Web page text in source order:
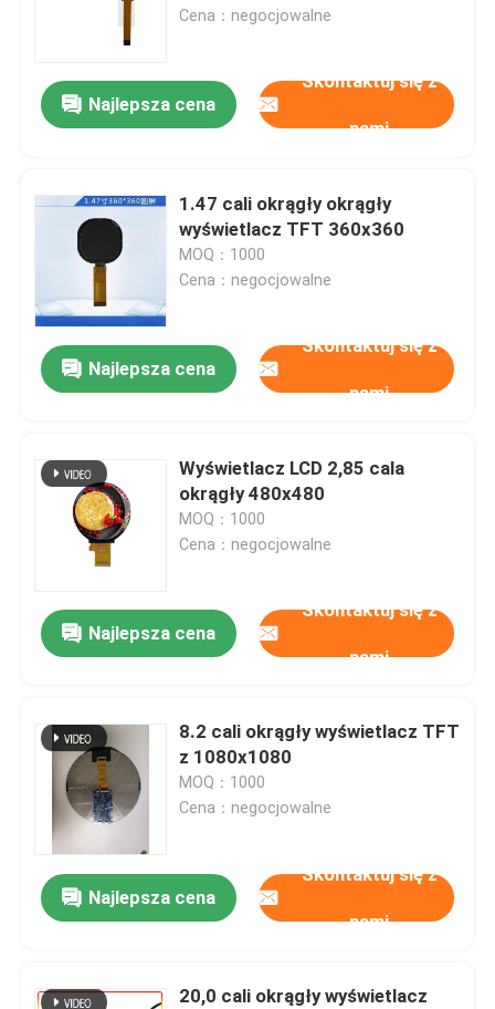
Cena：negocjowalne
Najlepsza cena
Skontaktuj się z
nami
1.47 cali okrągły okrągły
wyświetlacz TFT 360x360
MOQ：1000
Cena：negocjowalne
Najlepsza cena
Skontaktuj się z
nami
Wyświetlacz LCD 2,85 cala
okrągły 480x480
MOQ：1000
Cena：negocjowalne
Najlepsza cena
Skontaktuj się z
nami
8.2 cali okrągły wyświetlacz TFT
z 1080x1080
MOQ：1000
Cena：negocjowalne
Najlepsza cena
Skontaktuj się z
nami
20,0 cali okrągły wyświetlacz